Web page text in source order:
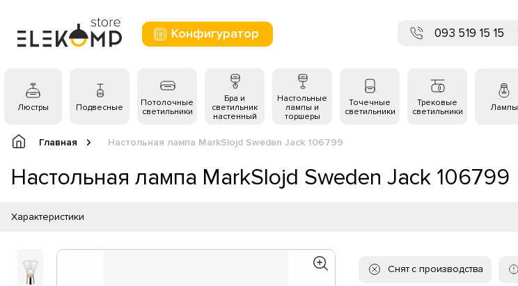
Конфигуратор 093 519 15 15
Люстры Подвесные
Потолочные
светильники
Бра и
светильник
настенный
Настольные
лампы и
торшеры
Точечные
светильники
Трековые
светильники
Лампы
Главная Настольная лампа MarkSlojd Sweden Jack 106799
Настольная лампа MarkSlojd Sweden Jack 106799
Характеристики
Снят с производства